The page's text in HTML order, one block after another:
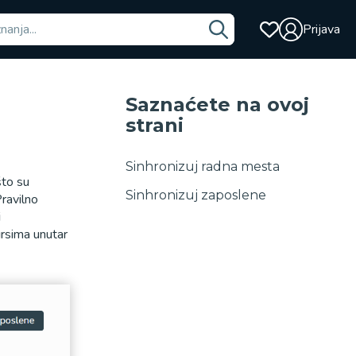
Prijava
Saznaćete na ovoj
strani
Sinhronizuj radna mesta
Sinhronizuj zaposlene
su
unutar